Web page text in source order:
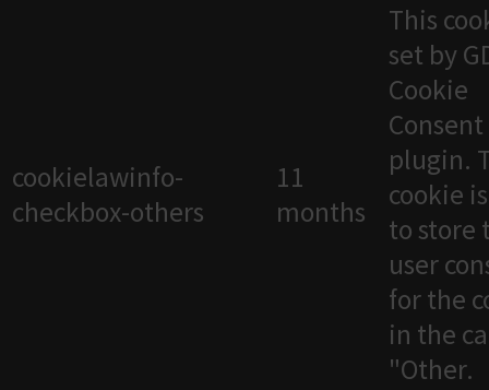
cookielawinfo-
checkbox-others
11
months
This
set by
Cookie
Consent
plugin.
cookie
to store
user
for the
in the
"Other.